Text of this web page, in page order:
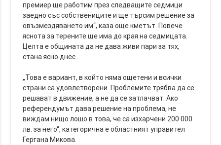
премиер ще работим през следващите седмици
заедно със собствениците и ще търсим решение за
овъзмездяването им“, каза още кметът. Повече
яснота за терените ще има до края на седмицата.
Целта е общината да не дава живи пари за тях,
стана ясно днес .
„Това е вариант, в който няма ощетени и всички
страни са удовлетворени. Проблемите трябва да се
решават в движение, а не да се затлачват. Ако
референдумът дава решение на проблема, не
виждам нищо лошо в това, че са изхарчени 200 000
лв. за него“, категорична е областният управител
Гергана Микова.